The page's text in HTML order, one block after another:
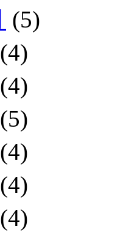
(5)
(4)
(4)
(5)
(4)
(4)
(4)